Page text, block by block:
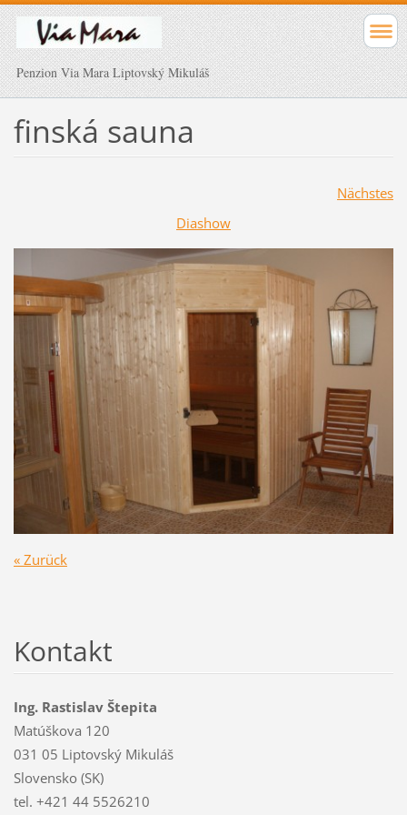
Penzion Via Mara Liptovský Mikuláš
finská sauna
Nächstes
Diashow
« Zurück
Kontakt
Ing. Rastislav Štepita
Matúškova 120
031 05 Liptovský Mikuláš
Slovensko (SK)
tel. +421 44 5526210